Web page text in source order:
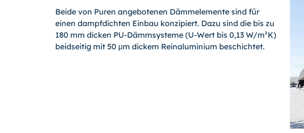
Beide von Puren angebotenen Dämmelemente sind für
einen dampfdichten Einbau konzipiert. Dazu sind die bis zu
180 mm dicken PU-Dämm­systeme (U-Wert bis 0,13 W/m²K)
beidseitig mit 50 μm dickem Reinaluminium beschichtet.